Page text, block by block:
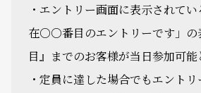
・エントリー画面に表示されて
在○○番目のエントリーです」の
目』までのお客様が当日参加可能
・定員に達した場合でもエント